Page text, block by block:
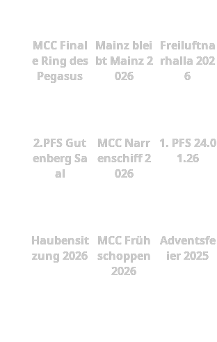
MCC Final
e Ring des
Pegasus
Mainz blei
bt Mainz 2
026
Freiluftna
rhalla 202
6
2.PFS Gut
enberg Sa
al
MCC Narr
enschiff 2
026
1. PFS 24.0
1.26
Haubensit
zung 2026
MCC Früh
schoppen
2026
Adventsfe
ier 2025